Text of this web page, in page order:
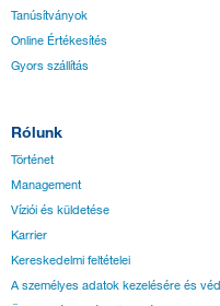
Tanúsítványok
Online Értékesítés
Gyors szállítás
Rólunk
Történet
Management
Víziói és küldetése
Karrier
Kereskedelmi feltételei
A személyes adatok kezelésére és